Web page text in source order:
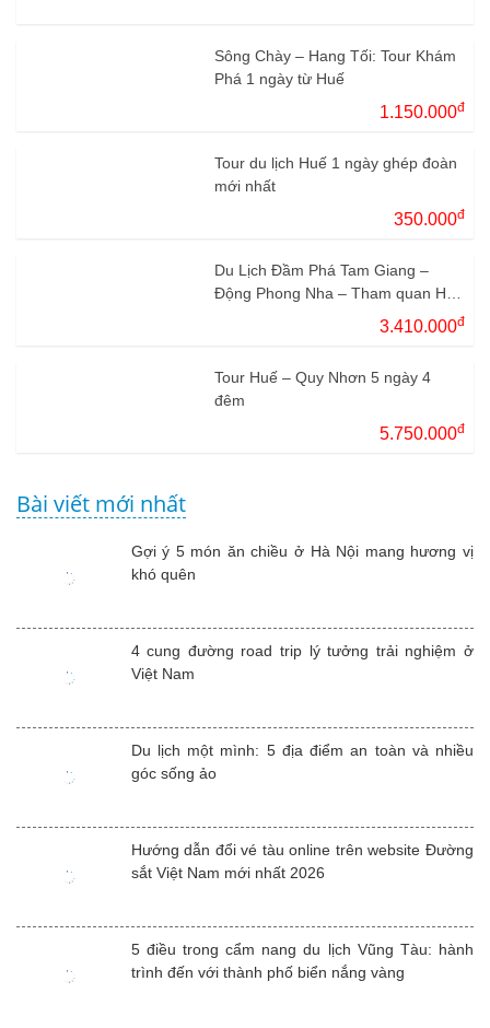
Sông Chày – Hang Tối: Tour Khám
Phá 1 ngày từ Huế
1.150.000đ
Tour du lịch Huế 1 ngày ghép đoàn
mới nhất
350.000đ
Du Lịch Đầm Phá Tam Giang –
Động Phong Nha – Tham quan Huế
3.410.000đ
Tour Huế – Quy Nhơn 5 ngày 4
đêm
5.750.000đ
Bài viết mới nhất
Gợi ý 5 món ăn chiều ở Hà Nội mang hương vị
khó quên
4 cung đường road trip lý tưởng trải nghiệm ở
Việt Nam
Du lịch một mình: 5 địa điểm an toàn và nhiều
góc sống ảo
Hướng dẫn đổi vé tàu online trên website Đường
sắt Việt Nam mới nhất 2026
5 điều trong cẩm nang du lịch Vũng Tàu: hành
trình đến với thành phố biển nắng vàng